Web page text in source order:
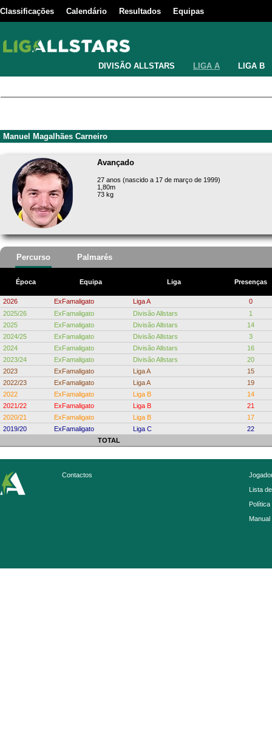
Classificações Calendário Resultados Equipas
DIVISÃO ALLSTARS LIGA A LIGA B
Manuel Magalhães Carneiro
Avançado
27 anos (nascido a 17 de março de 1999)
1,80m
73 kg
Percurso Palmarés
Época Equipa Liga Presenças
2026 ExFamaligato Liga A
0
2025/26
ExFamaligato Divisão Allstars
1
2025
ExFamaligato Divisão Allstars
14
2024/25
ExFamaligato Divisão Allstars
3
2024
ExFamaligato Divisão Allstars
16
2023/24
ExFamaligato Divisão Allstars
20
2023
ExFamaligato Liga A
15
2022/23
ExFamaligato Liga A
19
2022
ExFamaligato Liga B
14
2021/22
ExFamaligato Liga B
21
2020/21
ExFamaligato Liga B
17
2019/20
ExFamaligato Liga C
22
TOTAL
Contactos
Lista
Política